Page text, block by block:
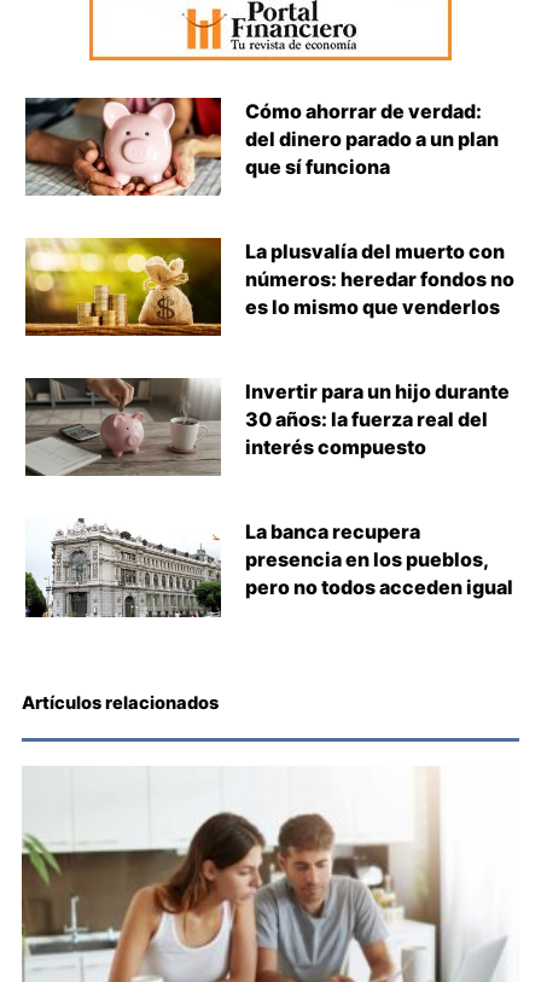
Cómo ahorrar de verdad:
del dinero parado a un plan
que sí funciona
La plusvalía del muerto con
números: heredar fondos no
es lo mismo que venderlos
Invertir para un hijo durante
30 años: la fuerza real del
interés compuesto
La banca recupera
presencia en los pueblos,
pero no todos acceden igual
Artículos relacionados